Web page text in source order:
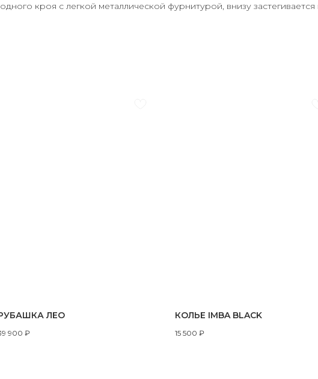
кроя с легкой металлической фурнитурой, внизу застегивается
ЛЕО
900 ₽
КОЛЬЕ IMBA BLACK
15 500 ₽